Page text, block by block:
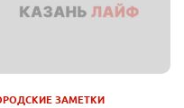
ЗАМЕТКИ